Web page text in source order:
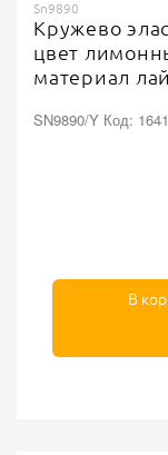
Sn9890
Кружево
цвет
материал
SN9890/Y Код:
В